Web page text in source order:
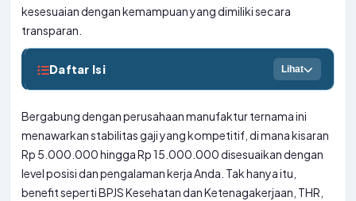
kesesuaian dengan kemampuan yang dimiliki secara
transparan.
Daftar Isi Lihat
Bergabung dengan perusahaan manufaktur ternama ini
menawarkan stabilitas gaji yang kompetitif, di mana kisaran
Rp 5.000.000 hingga Rp 15.000.000 disesuaikan dengan
level posisi dan pengalaman kerja Anda. Tak hanya itu,
benefit seperti BPJS Kesehatan dan Ketenagakerjaan, THR,